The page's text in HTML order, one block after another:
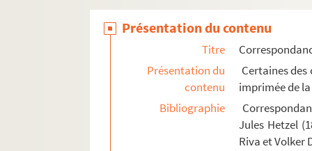
Ms 2844-A 577 D. Lettre de Louis-
Ms 2844-A 583 D. Lettre de Michel
Ms 2844-A 586 D à Ms 2844-A
Ms 2844-A 606 D. Lettre
Ms 2844-A 608 D. Lettre datée du 22
Ms 2844-A 610 D. Lettre datée du 28
Présentation du contenu
Titre
Présentation du
contenu
Certaines
imprimée de
Bibliographie
Jules Hetzel
Riva et Volker